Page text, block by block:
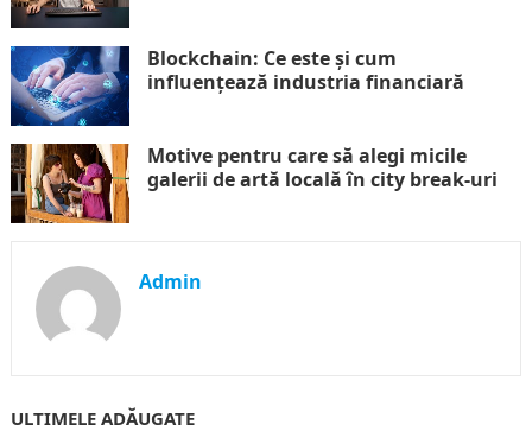
Blockchain: Ce este și cum
influențează industria financiară
Motive pentru care să alegi micile
galerii de artă locală în city break-uri
Admin
ULTIMELE ADĂUGATE